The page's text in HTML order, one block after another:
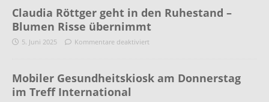
Claudia Röttger geht in den Ruhestand –
Blumen Risse übernimmt
5. Juni 2025 Kommentare deaktiviert
Mobiler Gesundheitskiosk am Donnerstag
im Treff International